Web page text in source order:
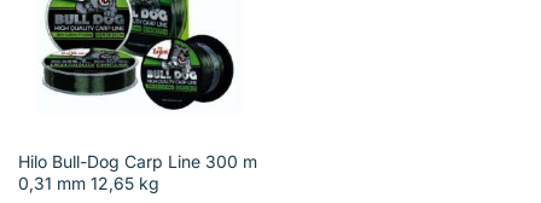
opciones
pueden
elegir
página
de
Hilo Bull-Dog Carp Line 300 m
0,31 mm 12,65 kg